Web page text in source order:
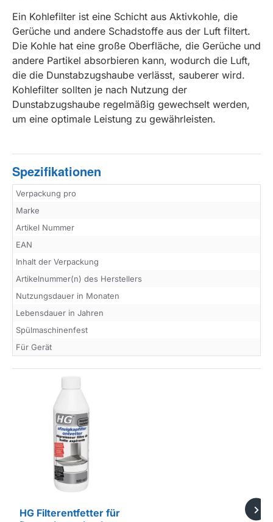
Ein Kohlefilter ist eine Schicht aus Aktivkohle, die
Gerüche und andere Schadstoffe aus der Luft filtert.
Die Kohle hat eine große Oberfläche, die Gerüche und
andere Partikel absorbieren kann, wodurch die Luft,
die die Dunstabzugshaube verlässt, sauberer wird.
Kohlefilter sollten je nach Nutzung der
Dunstabzugshaube regelmäßig gewechselt werden,
um eine optimale Leistung zu gewährleisten.
Spezifikationen
Verpackung pro
Marke
Artikel Nummer
EAN
Inhalt der Verpackung
Artikelnummer(n) des Herstellers
Nutzungsdauer in Monaten
Lebensdauer in Jahren
Spülmaschinenfest
Für Gerät
HG Filterentfetter für